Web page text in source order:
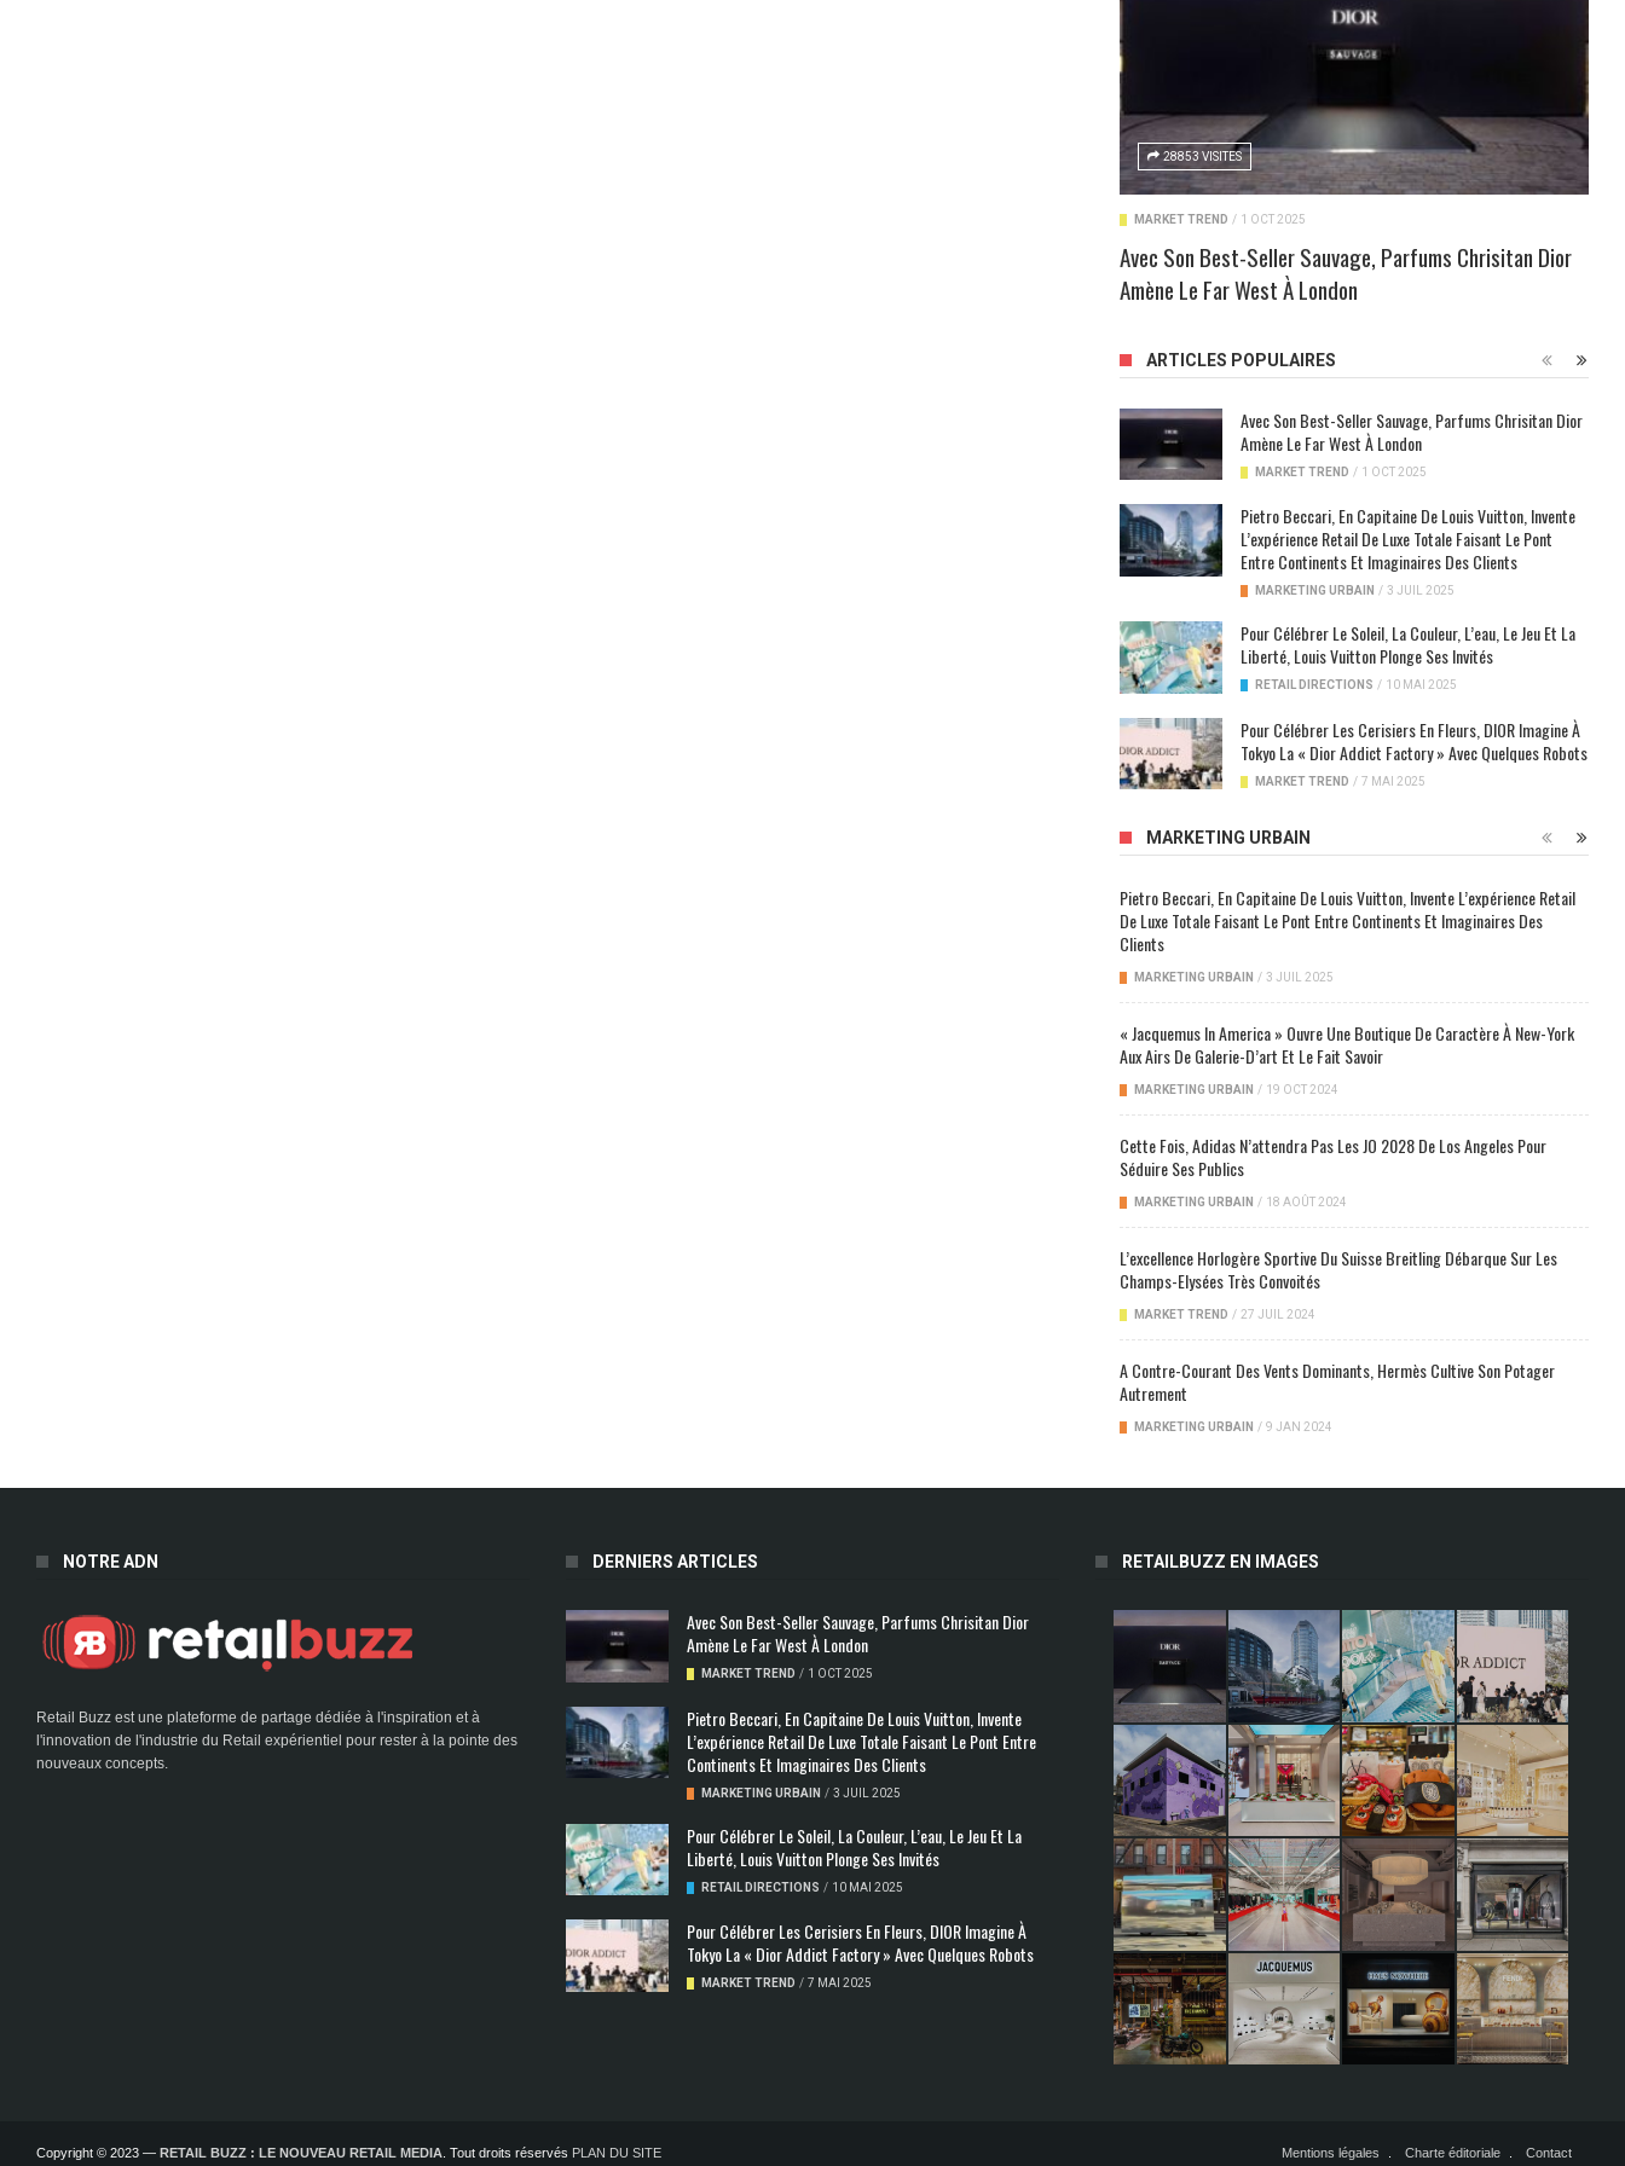
28853 VISITES
MARKET TREND / 1 OCT 2025
Avec Son Best-Seller Sauvage, Parfums Chrisitan Dior
Amène Le Far West À London
ARTICLES POPULAIRES
Avec Son Best-Seller Sauvage, Parfums Chrisitan Dior
Amène Le Far West À London
MARKET TREND / 1 OCT 2025
Pietro Beccari, En Capitaine De Louis Vuitton, Invente
L’expérience Retail De Luxe Totale Faisant Le Pont
Entre Continents Et Imaginaires Des Clients
MARKETING URBAIN / 3 JUIL 2025
Pour Célébrer Le Soleil, La Couleur, L’eau, Le Jeu Et La
Liberté, Louis Vuitton Plonge Ses Invités
RETAIL DIRECTIONS / 10 MAI 2025
Pour Célébrer Les Cerisiers En Fleurs, DIOR Imagine À
Tokyo La « Dior Addict Factory » Avec Quelques Robots
MARKET TREND / 7 MAI 2025
MARKETING URBAIN
Pietro Beccari, En Capitaine De Louis Vuitton, Invente L’expérience Retail
De Luxe Totale Faisant Le Pont Entre Continents Et Imaginaires Des
Clients
MARKETING URBAIN / 3 JUIL 2025
« Jacquemus In America » Ouvre Une Boutique De Caractère À New-York
Aux Airs De Galerie-D’art Et Le Fait Savoir
MARKETING URBAIN / 19 OCT 2024
Cette Fois, Adidas N’attendra Pas Les JO 2028 De Los Angeles Pour
Séduire Ses Publics
MARKETING URBAIN / 18 AOÛT 2024
L’excellence Horlogère Sportive Du Suisse Breitling Débarque Sur Les
Champs-Elysées Très Convoités
MARKET TREND / 27 JUIL 2024
A Contre-Courant Des Vents Dominants, Hermès Cultive Son Potager
Autrement
MARKETING URBAIN / 9 JAN 2024
NOTRE ADN
Retail Buzz est une plateforme de partage dédiée à l'inspiration et à
l'innovation de l'industrie du Retail expérientiel pour rester à la pointe des
nouveaux concepts.
DERNIERS ARTICLES
Avec Son Best-Seller Sauvage, Parfums Chrisitan Dior
Amène Le Far West À London
MARKET TREND / 1 OCT 2025
Pietro Beccari, En Capitaine De Louis Vuitton, Invente
L’expérience Retail De Luxe Totale Faisant Le Pont Entre
Continents Et Imaginaires Des Clients
MARKETING URBAIN / 3 JUIL 2025
Pour Célébrer Le Soleil, La Couleur, L’eau, Le Jeu Et La
Liberté, Louis Vuitton Plonge Ses Invités
RETAIL DIRECTIONS / 10 MAI 2025
Pour Célébrer Les Cerisiers En Fleurs, DIOR Imagine À
Tokyo La « Dior Addict Factory » Avec Quelques Robots
MARKET TREND / 7 MAI 2025
RETAILBUZZ EN IMAGES
Copyright © 2023 — RETAIL BUZZ : LE NOUVEAU RETAIL MEDIA. Tout droits réservés PLAN DU SITE Mentions légales Charte éditoriale Contact